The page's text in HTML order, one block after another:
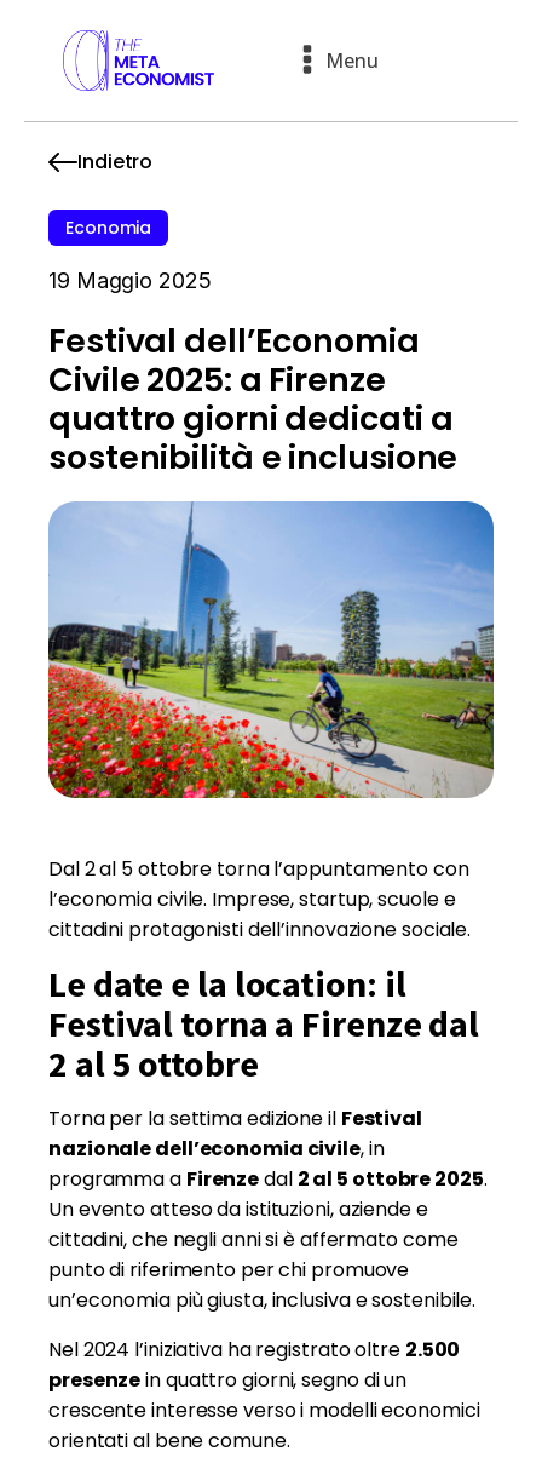
Menu
Indietro
Economia
19 Maggio 2025
Festival dell’Economia
Civile 2025: a Firenze
quattro giorni dedicati a
sostenibilità e inclusione
Dal 2 al 5 ottobre torna l’appuntamento con
l’economia civile. Imprese, startup, scuole e
cittadini protagonisti dell’innovazione sociale.
Le date e la location: il
Festival torna a Firenze dal
2 al 5 ottobre
Torna per la settima edizione il Festival
nazionale dell’economia civile, in
programma a Firenzedal 2 al 5 ottobre 2025.
Un evento atteso da istituzioni, aziende e
cittadini, che negli anni si è affermato come
punto di riferimento per chi promuove
un’economia più giusta, inclusiva e sostenibile.
Nel 2024 l’iniziativa ha registrato oltre 2.500
presenzein quattro giorni, segno di un
crescente interesse verso i modelli economici
orientati al bene comune.